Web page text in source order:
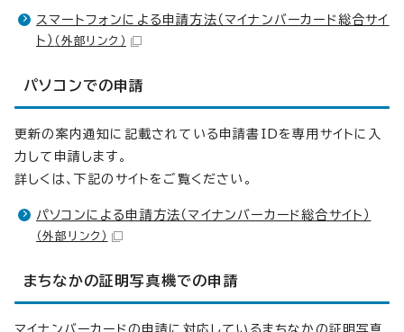
スマートフォンによる申請方法（マイナンバーカード総合サイ
ト） （外部リンク）
パソコンでの申請
更新の案内通知に記載されている申請書IDを専用サイトに入
力して申請します。
詳しくは、下記のサイトをご覧ください。
パソコンによる申請方法（マイナンバーカード総合サイト）
（外部リンク）
まちなかの証明写真機での申請
マイナンバーカードの申請に対応しているまちなかの証明写真